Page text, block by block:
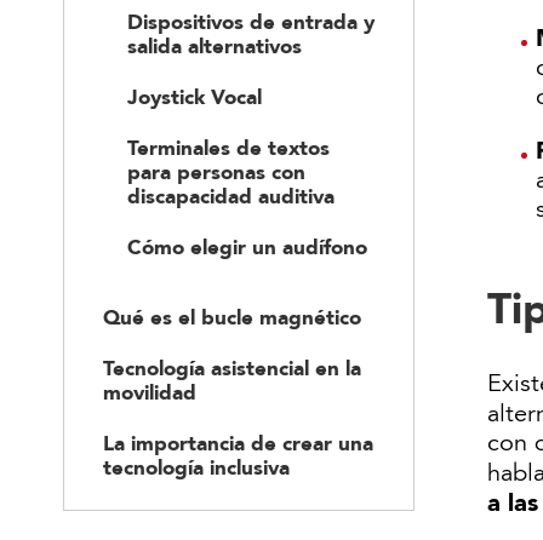
Dispositivos de entrada y
salida alternativos
Joystick Vocal
Terminales de textos
para personas con
discapacidad auditiva
Cómo elegir un audífono
Qué es el bucle magnético
Tecnología asistencial en la
movilidad
La importancia de crear una
tecnología inclusiva
con
a